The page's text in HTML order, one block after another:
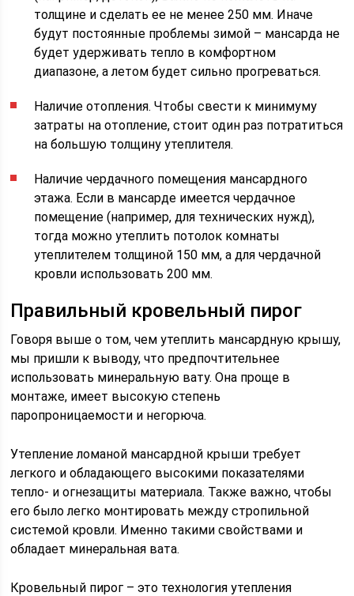
толщине и сделать ее не менее 250 мм. Иначе
будут постоянные проблемы зимой – мансарда не
будет удерживать тепло в комфортном
диапазоне, а летом будет сильно прогреваться.
Наличие отопления. Чтобы свести к минимуму
затраты на отопление, стоит один раз потратиться
на большую толщину утеплителя.
Наличие чердачного помещения мансардного
этажа. Если в мансарде имеется чердачное
помещение (например, для технических нужд),
тогда можно утеплить потолок комнаты
утеплителем толщиной 150 мм, а для чердачной
кровли использовать 200 мм.
Правильный кровельный пирог
Говоря выше о том, чем утеплить мансардную крышу,
мы пришли к выводу, что предпочтительнее
использовать минеральную вату. Она проще в
монтаже, имеет высокую степень
паропроницаемости и негорюча.
Утепление ломаной мансардной крыши требует
легкого и обладающего высокими показателями
тепло- и огнезащиты материала. Также важно, чтобы
его было легко монтировать между стропильной
системой кровли. Именно такими свойствами и
обладает минеральная вата.
Кровельный пирог – это технология утепления